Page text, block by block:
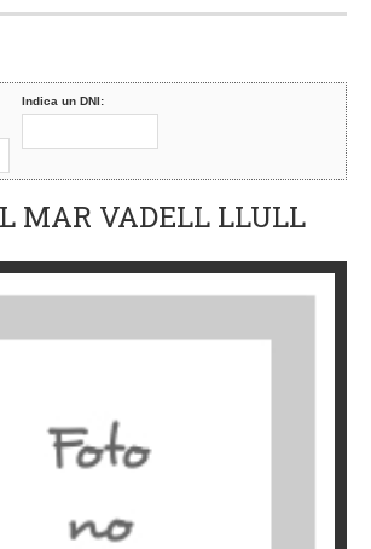
Indica un DNI:
MAR VADELL LLULL